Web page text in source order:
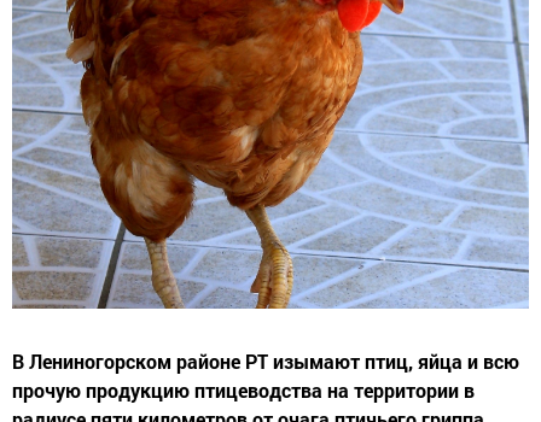
В Лениногорском районе РТ изымают птиц, яйца и всю
прочую продукцию птицеводства на территории в